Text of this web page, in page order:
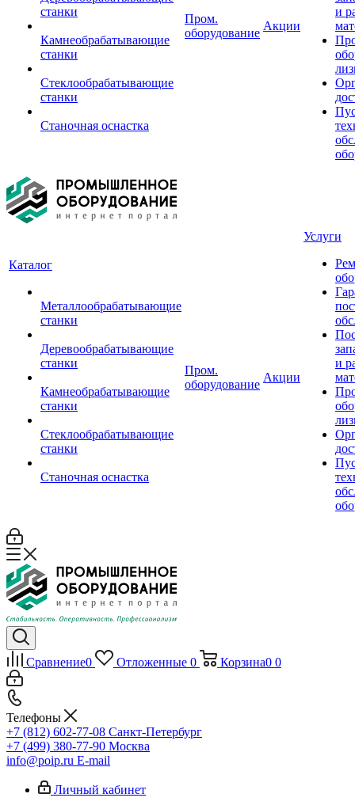
станки
Камнеобрабатывающие
станки
Стеклообрабатывающие
станки
Станочная оснастка
Пром.
оборудование
Акции
и
Каталог
Металлообрабатывающие
станки
Деревообрабатывающие
станки
Камнеобрабатывающие
станки
Стеклообрабатывающие
станки
Станочная оснастка
Пром.
оборудование
Акции
Услуги
и
Сравнение0 Отложенные 0 Корзина0 0
Телефоны
+7 (812) 602-77-08 Санкт-Петербург
+7 (499) 380-77-90 Москва
info@poip.ru E-mail
Личный кабинет